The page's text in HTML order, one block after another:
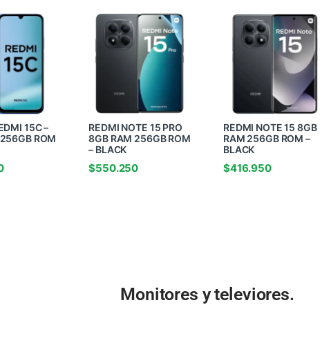
15C –
ROM
REDMI NOTE 15 PRO
8GB RAM 256GB ROM
– BLACK
$550.250
REDMI NOTE 15 8GB
RAM 256GB ROM –
BLACK
$416.950
Monitores y televiores.